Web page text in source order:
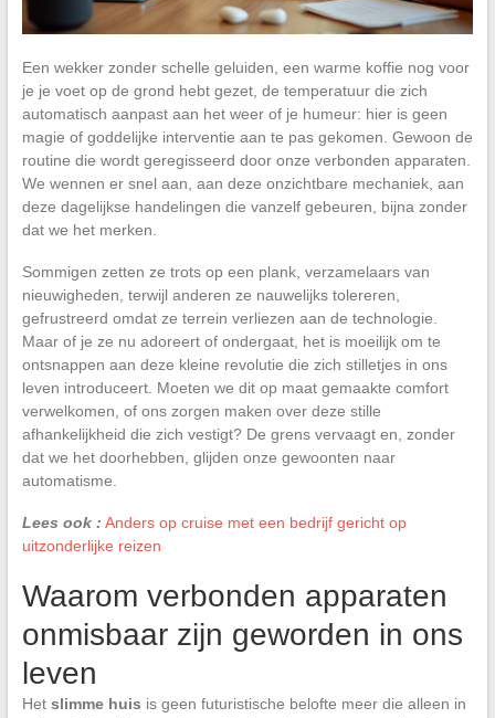
Een wekker zonder schelle geluiden, een warme koffie nog voor
je je voet op de grond hebt gezet, de temperatuur die zich
automatisch aanpast aan het weer of je humeur: hier is geen
magie of goddelijke interventie aan te pas gekomen. Gewoon de
routine die wordt geregisseerd door onze verbonden apparaten.
We wennen er snel aan, aan deze onzichtbare mechaniek, aan
deze dagelijkse handelingen die vanzelf gebeuren, bijna zonder
dat we het merken.
Sommigen zetten ze trots op een plank, verzamelaars van
nieuwigheden, terwijl anderen ze nauwelijks tolereren,
gefrustreerd omdat ze terrein verliezen aan de technologie.
Maar of je ze nu adoreert of ondergaat, het is moeilijk om te
ontsnappen aan deze kleine revolutie die zich stilletjes in ons
leven introduceert. Moeten we dit op maat gemaakte comfort
verwelkomen, of ons zorgen maken over deze stille
afhankelijkheid die zich vestigt? De grens vervaagt en, zonder
dat we het doorhebben, glijden onze gewoonten naar
automatisme.
Lees ook : Anders op cruise met een bedrijf gericht op
uitzonderlijke reizen
Waarom verbonden apparaten
onmisbaar zijn geworden in ons
leven
Het slimme huis is geen futuristische belofte meer die alleen in